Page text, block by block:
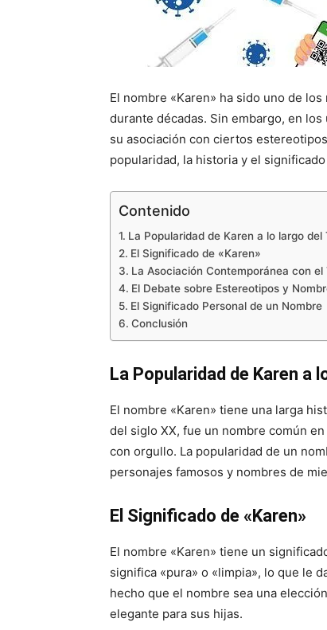
El nombre «Karen» ha sido uno de
durante décadas. Sin embargo, en
su asociación con ciertos
popularidad, la historia y el
Contenido
La Popularidad de Karen a lo largo del
El Significado de «Karen»
La Asociación Contemporánea con el
El Debate sobre Estereotipos y
El Significado Personal de un Nombre
Conclusión
La Popularidad de Karen a
El nombre «Karen» tiene una larga
del siglo XX, fue un nombre común
con orgullo. La popularidad de un
personajes famosos y nombres de
El Significado de «Karen»
El nombre «Karen» tiene un
significa «pura» o «limpia», lo que le
hecho que el nombre sea una
elegante para sus hijas.